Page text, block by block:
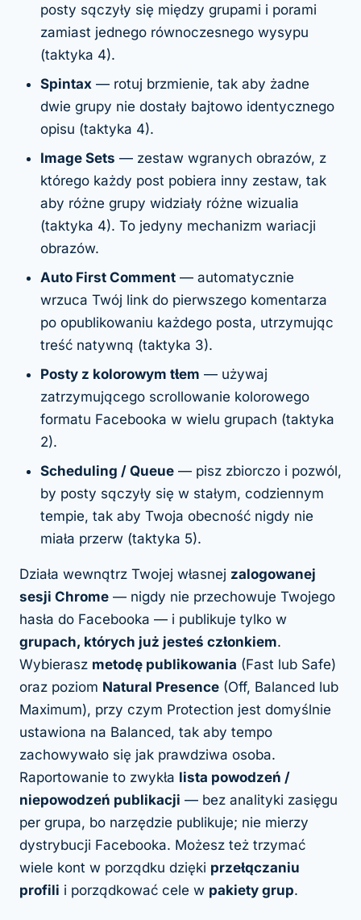
posty sączyły się między grupami i porami
zamiast jednego równoczesnego wysypu
(taktyka 4).
Spintax — rotuj brzmienie, tak aby żadne
dwie grupy nie dostały bajtowo identycznego
opisu (taktyka 4).
Image Sets — zestaw wgranych obrazów, z
którego każdy post pobiera inny zestaw, tak
aby różne grupy widziały różne wizualia
(taktyka 4). To jedyny mechanizm wariacji
obrazów.
Auto First Comment — automatycznie
wrzuca Twój link do pierwszego komentarza
po opublikowaniu każdego posta, utrzymując
treść natywną (taktyka 3).
Posty z kolorowym tłem — używaj
zatrzymującego scrollowanie kolorowego
formatu Facebooka w wielu grupach (taktyka
2).
Scheduling / Queue — pisz zbiorczo i pozwól,
by posty sączyły się w stałym, codziennym
tempie, tak aby Twoja obecność nigdy nie
miała przerw (taktyka 5).
Działa wewnątrz Twojej własnej zalogowanej
sesji Chrome — nigdy nie przechowuje Twojego
hasła do Facebooka — i publikuje tylko w
grupach, których już jesteś członkiem.
Wybierasz metodę publikowania (Fast lub Safe)
oraz poziom Natural Presence (Off, Balanced lub
Maximum), przy czym Protection jest domyślnie
ustawiona na Balanced, tak aby tempo
zachowywało się jak prawdziwa osoba.
Raportowanie to zwykła lista powodzeń /
niepowodzeń publikacji — bez analityki zasięgu
per grupa, bo narzędzie publikuje; nie mierzy
dystrybucji Facebooka. Możesz też trzymać
wiele kont w porządku dzięki przełączaniu
profili i porządkować cele w pakiety grup.